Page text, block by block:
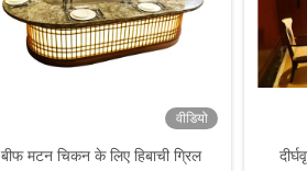
वीडियो
बीफ मटन चिकन के लिए हिबाची ग्रिल